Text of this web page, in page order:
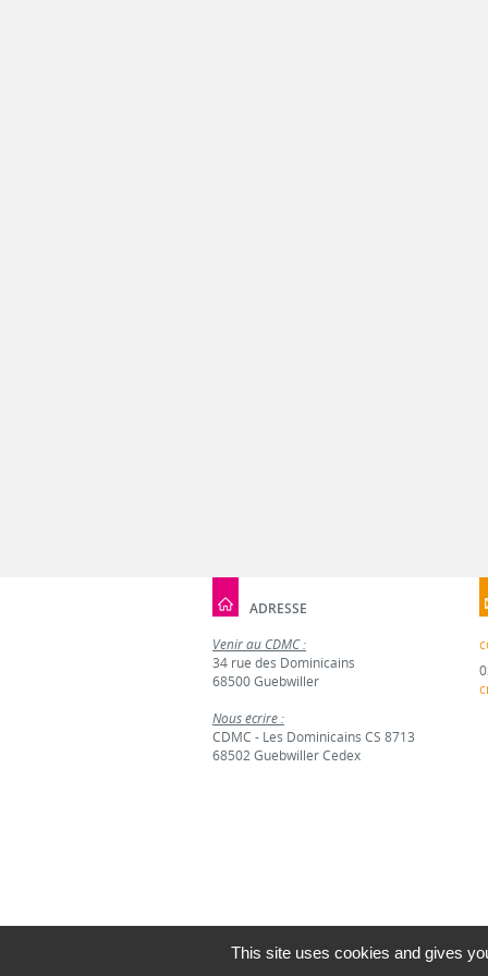
ADRESSE
Venir au CDMC :
34 rue des Dominicains
68500 Guebwiller
Nous écrire :
CDMC - Les Dominicains CS 8713
68502 Guebwiller Cedex
This site uses cookies and gives